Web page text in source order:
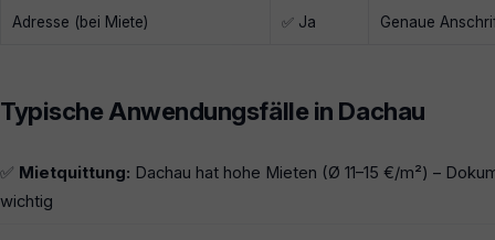
Adresse (bei Miete) ✅ Ja Genaue
Typische Anwendungsfälle in Dachau
✅ Mietquittung: Dachau hat hohe Mieten (Ø 11–15 €/m²) –
wichtig